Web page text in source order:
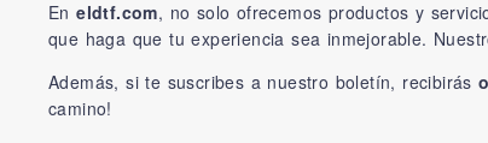
Eneldtf.com, no solo ofrecemos productos y
que haga que tu experiencia sea inmejorable.
Además, si te suscribes a nuestro boletín, recibirás
camino!